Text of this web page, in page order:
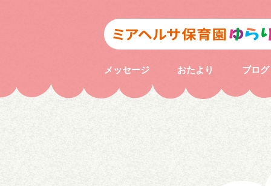
メッセージ おたより ブログ